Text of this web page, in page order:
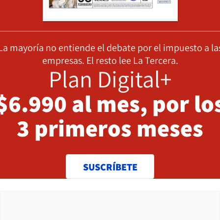
mayoría no entiende el debate por el impuesto a
empresas. El resto lee La Tercera.
Plan Digital+
al mes, por
3 primeros meses
SUSCRÍBETE